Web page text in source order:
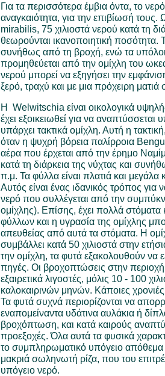
Για τα περισσότερα έμβια όντα, το
αναγκαιότητα, για την επιβίωσή
mirabilis, 75 χιλιοστά νερού κατά τη
θεωρούνται ικανοποιητική ποσότητα.
συνήθως από τη βροχή, ενώ τα
προμηθεύεται από την ομίχλη του
νερού μπορεί να εξηγήσει την
ξερό, τραχύ και με μια πρόχειρη
Η Welwitschia είναι οικολογικά
έχει εξοικειωθεί για να
υπάρχει τακτικά ομίχλη. Αυτή η
όταν η ψυχρή βόρεια παλίρροια
αέρα που έρχεται από την έρημο
κατά τη διάρκεια της νύχτας και
π.μ. Τα φύλλα είναι πλατιά και
Αυτός είναι ένας ιδανικός τρόπος για
νερό που συλλέγεται από την
ομίχλης). Επίσης, έχει πολλά στόματα
φύλλων και η υγρασία της ομίχλης
απευθείας από αυτά τα στόματα. Η
συμβάλλει κατά 50 χιλιοστά στην
την ομίχλη, τα φυτά εξακολουθούν να
πηγές. Οι βροχοπτώσεις στην περιοχή
εξαιρετικά λιγοστές, μόλις 10 - 100
καλοκαιρινών μηνών. Κάποιες
Τα φυτά συχνά περιορίζονται να
εναπομείναντα υδάτινα αυλάκια ή
βροχόπτωση, και κατά καιρούς
προεξοχές. Όλα αυτά τα φυσικά
το συμπληρωματικό υπόγειο απόθεμα
μακριά σωληνωτή ρίζα, που του
υπόγειο νερό.